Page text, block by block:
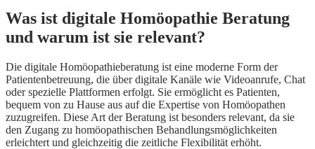
Was ist digitale Homöopathie Beratung
und warum ist sie relevant?
Die digitale Homöopathieberatung ist eine moderne Form der
Patientenbetreuung, die über digitale Kanäle wie Videoanrufe, Chat
oder spezielle Plattformen erfolgt. Sie ermöglicht es Patienten,
bequem von zu Hause aus auf die Expertise von Homöopathen
zuzugreifen. Diese Art der Beratung ist besonders relevant, da sie
den Zugang zu homöopathischen Behandlungsmöglichkeiten
erleichtert und gleichzeitig die zeitliche Flexibilität erhöht.